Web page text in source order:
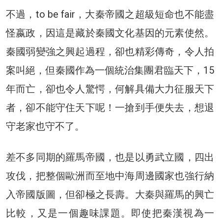
不過，to be fair，大秦帝國之超級短命也不能盡
怪嬴政，因這是藏於秦國文化基因的元素使然。
秦國弱變強之興起過程，卻也精彩傳奇，令人拍
案叫絕，但秦國作為一個統治集團君臨天下，15
年而亡，卻也令人驚愕，何解具備大力征服天下
者，卻不能守住天下呢！一搶到手便失去，想退
守老家也守不了。
差不多同期的羅馬帝國，也是以勇武立國，四出
攻伐，把整個歐洲而至地中海周邊國家也強行納
入帝國版圖，但卻極之長壽。大秦與羅馬的興亡
比較，又是一個趣味課題。即使把秦漢視為一